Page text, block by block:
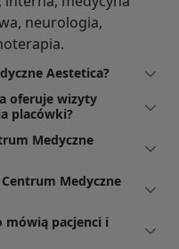
neurologia,
Aestetica?
oferuje wizyty
placówki?
Medyczne
Medyczne
mówią pacjenci i